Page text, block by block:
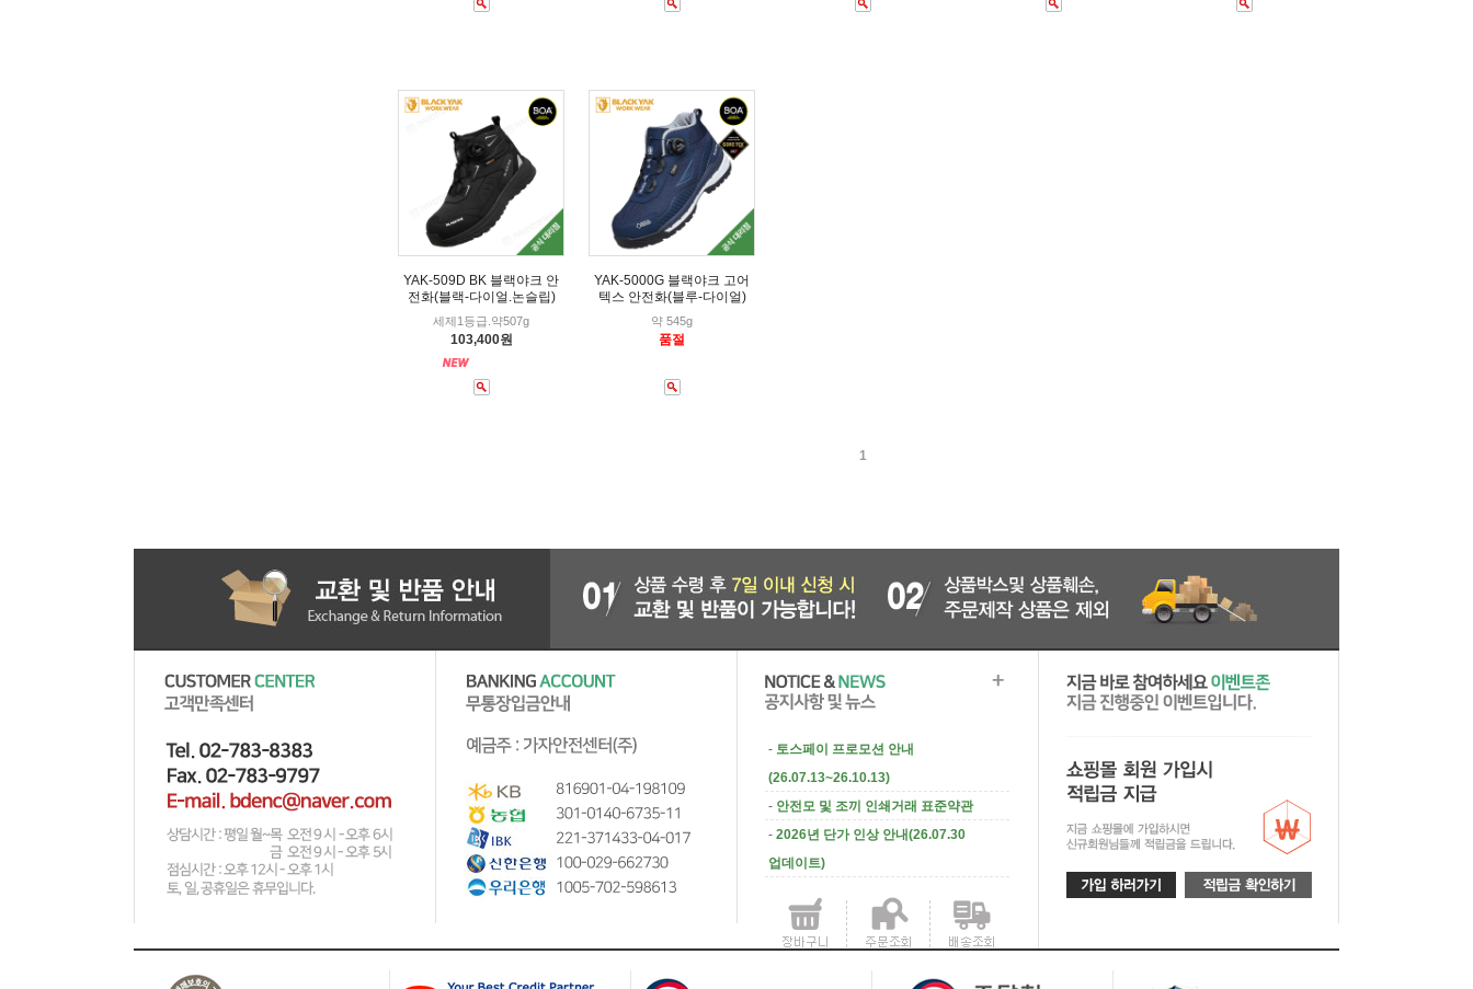
YAK-509D BK 블랙야크 안
전화(블랙-다이얼.논슬립)
세제1등급.약507g
103,400원
YAK-5000G 블랙야크 고어
텍스 안전화(블루-다이얼)
약 545g
품절
1
- 토스페이 프로모션 안내
(26.07.13~26.10.13)
- 안전모 및 조끼 인쇄거래 표준약관
- 2026년 단가 인상 안내(26.07.30
업데이트)